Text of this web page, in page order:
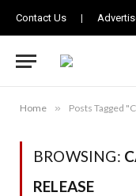
Contact Us |
Home » Posts Tagged
BROWSING:
RELEASE